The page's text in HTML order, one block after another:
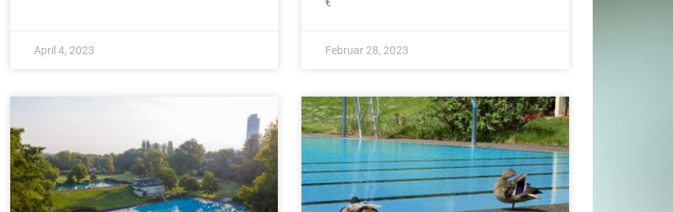
April 4, 2023 Februar 28, 2023